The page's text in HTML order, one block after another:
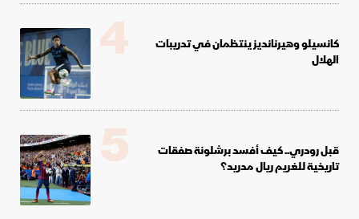
كانسيلو وهيرنانديز ينتظمان في تدريبات
الهلال
4
قبل رودري.. كيف أفسد برشلونة صفقات
تاريخية للغريم ريال مدريد؟
5